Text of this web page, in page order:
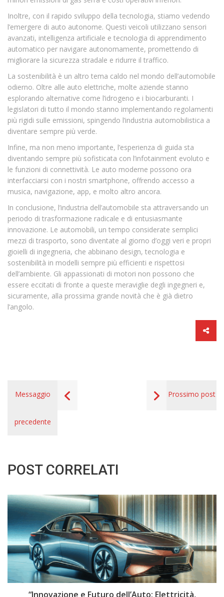
Inoltre, con il rapido sviluppo della tecnologia, stiamo vedendo
l’emergere di auto autonome. Questi veicoli utilizzano sensori
avanzati, intelligenza artificiale e tecnologia di apprendimento
automatico per navigare autonomamente, promettendo di
migliorare la sicurezza stradale e ridurre il traffico.
La sostenibilità è un altro tema caldo nel mondo dell’automobile
odierno. Oltre alle auto elettriche, molte aziende stanno
esplorando alternative come l’idrogeno e i biocarburanti. I
legislatori di tutto il mondo stanno implementando regolamenti
più rigidi sulle emissioni, spingendo l’industria automobilistica a
diventare sempre più verde.
Infine, ma non meno importante, l’esperienza di guida sta
diventando sempre più sofisticata con l’infotainment evoluto e
le funzioni di connettività. Le auto moderne possono ora
interfacciarsi con i nostri smartphone, offrendo accesso a
musica, navigazione, app, e molto altro ancora.
In conclusione, l’industria dell’automobile sta attraversando un
periodo di trasformazione radicale e di entusiasmante
innovazione. Le automobili, un tempo considerate semplici
mezzi di trasporto, sono diventate al giorno d’oggi veri e propri
gioielli di ingegneria, che abbinano design, tecnologia e
sostenibilità in modelli sempre più efficienti e rispettosi
dell’ambiente. Gli appassionati di motori non possono che
essere eccitati di fronte a queste meraviglie degli ingegneri e,
sicuramente, alla prossima grande novità che è già dietro
l’angolo.
Messaggio
precedente
Prossimo post
POST CORRELATI
“Innovazione e Futuro dell’Auto: Elettricità,